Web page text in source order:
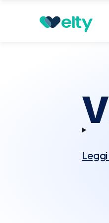
Prenota visita